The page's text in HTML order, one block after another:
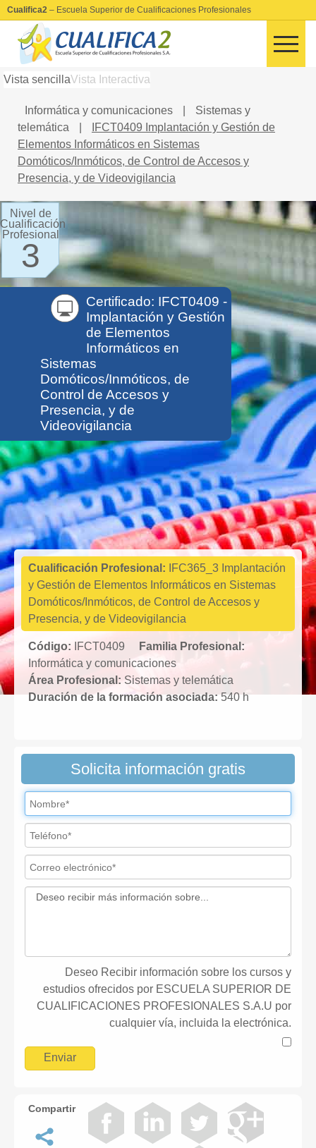
Cualifica2 – Escuela Superior de Cualificaciones Profesionales
Vista sencillaVista Interactiva
Informática y comunicaciones
Sistemas y
telemática
IFCT0409 Implantación y Gestión de
Elementos Informáticos en Sistemas
Domóticos/Inmóticos, de Control de Accesos y
Presencia, y de Videovigilancia
Nivel de
Cualificación
Profesional
3
Certificado: IFCT0409 -
Implantación y Gestión
de Elementos
Informáticos en
Sistemas
Domóticos/Inmóticos, de
Control de Accesos y
Presencia, y de
Videovigilancia
Informática y
comunicaciones
Cualificación Profesional:
IFC365_3 Implantación
y Gestión de Elementos Informáticos en Sistemas
Domóticos/Inmóticos, de Control de Accesos y
Presencia, y de Videovigilancia
Código: IFCT0409
Familia Profesional:
Informática y comunicaciones
Área Profesional: Sistemas y telemática
Duración de la formación asociada:540 h
Solicita información gratis
Deseo Recibir información sobre los cursos y
estudios ofrecidos por ESCUELA SUPERIOR DE
CUALIFICACIONES PROFESIONALES S.A.U por
cualquier vía, incluida la electrónica.
Compartir